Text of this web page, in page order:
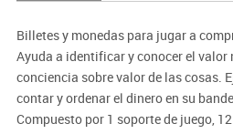
Billetes y monedas para jugar a
Ayuda a identificar y conocer el
conciencia sobre valor de las cosas.
contar y ordenar el dinero en su
Compuesto por 1 soporte de juego,